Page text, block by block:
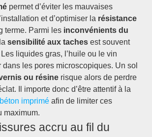
permet d’éviter les mauvaises
et d’optimiser la résistance
terme. Parmi les inconvénients du
sensibilité aux taches est souvent
liquides gras, l’huile ou le vin
dans les pores microscopiques. Un sol
ou résine risque alors de perdre
Il importe donc d’être attentif à la
imprimé afin de limiter ces
maximum.
accru au fil du